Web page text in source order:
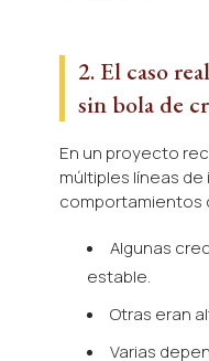
2. El caso
sin bola de
En un proyecto
múltiples líneas
comportamientos
Algunas
estable.
Otras eran
Varias